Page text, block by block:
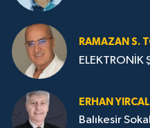
RAMAZAN S.
ELEKTRONİK
ERHAN YIRCALI
Balıkesir